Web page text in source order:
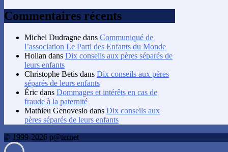
Commentaires récents
Michel Dudragne dans Communiqué de
l’association Le Parti des Enfants du Monde
Hollan dans Dix conseils aux pères séparés de
leurs enfants
Christophe Betis dans Dix conseils aux pères
séparés de leurs enfants
Éric dans Dommages et intérêts en cas de
fraude à la paternité
Mathieu Genovesio dans Dix conseils aux
pères séparés de leurs enfants
© 1999-2026 p@ternet